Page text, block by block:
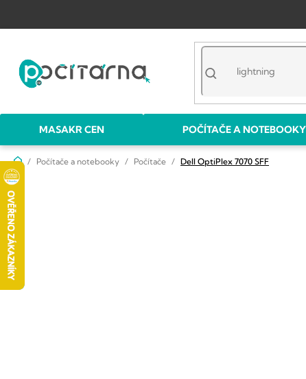
obsah
MASAKR CEN POČÍTAČE A NOTEBOOKY
DomůPočítače a notebooky Počítače Dell OptiPlex 7070 SFF